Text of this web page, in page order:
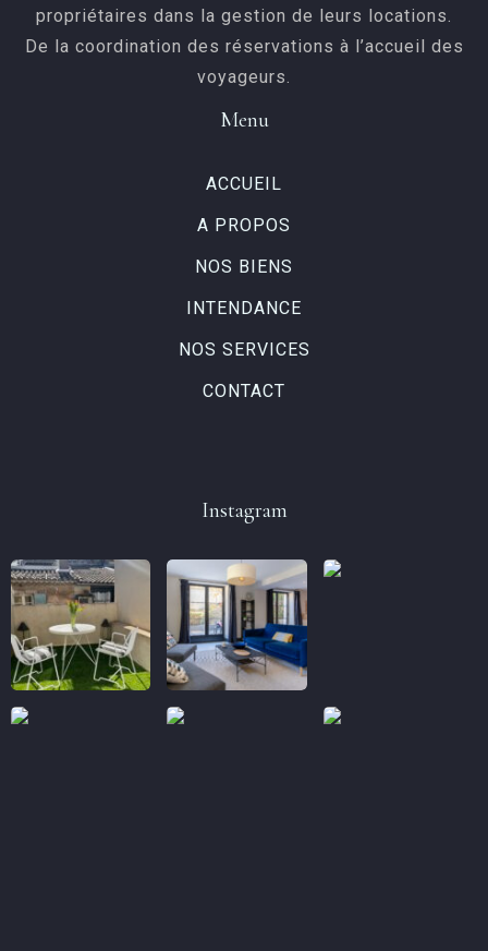
propriétaires dans la gestion de leurs locations.
De la coordination des réservations à l’accueil des
voyageurs.
Menu
ACCUEIL
A PROPOS
NOS BIENS
INTENDANCE
NOS SERVICES
CONTACT
Instagram